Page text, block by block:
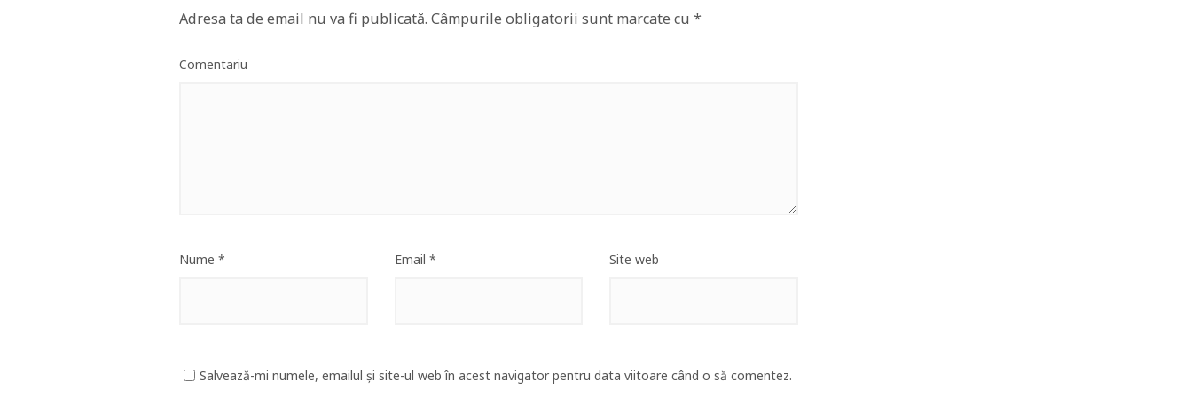
Adresa ta de email nu va fi publicată. Câmpurile obligatorii sunt marcate cu *
Comentariu
Nume * Email * Site web
Salvează-mi numele, emailul și site-ul web în acest navigator pentru data viitoare când o să comentez.